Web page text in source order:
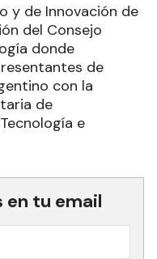
y de Innovación de
del Consejo
donde
de
con la
de
e
en tu email